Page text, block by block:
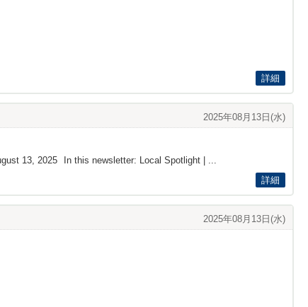
詳細
2025年08月13日(水)
13, 2025 In this newsletter: Local Spotlight | ...
詳細
2025年08月13日(水)